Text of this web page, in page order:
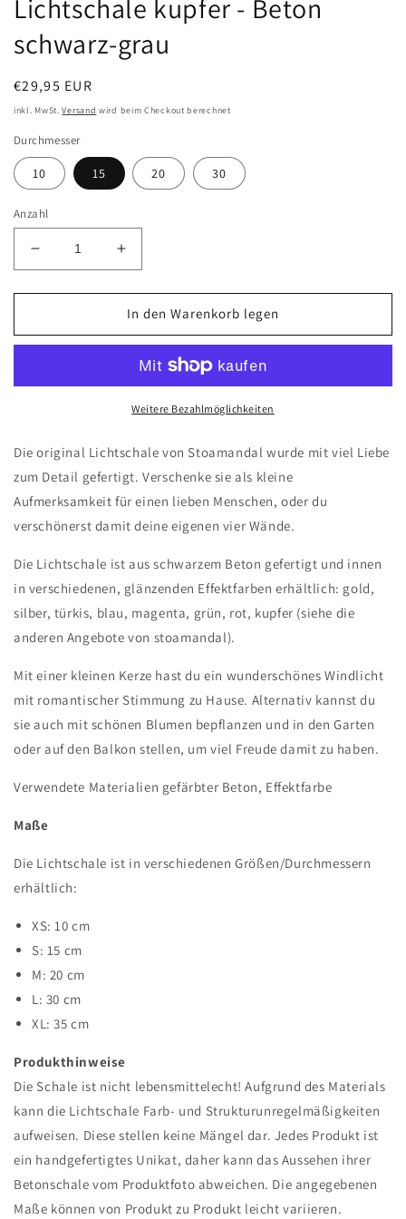
Lichtschale kupfer - Beton
schwarz-grau
Normaler
Preis
€29,95 EUR
inkl. MwSt.Versand wird beim Checkout berechnet
Durchmesser
10 15 20 30
Anzahl
Verringere
die
Menge
Lichtschale
Beton
Erhöhe
die
Menge
für
Lichtschale
Beton
schwarz-
In den Warenkorb legen
Weitere Bezahlmöglichkeiten
Die original Lichtschale von Stoamandal wurde mit viel Liebe
zum Detail gefertigt. Verschenke sie als kleine
Aufmerksamkeit für einen lieben Menschen, oder du
verschönerst damit deine eigenen vier Wände.
Die Lichtschale ist aus schwarzem Beton gefertigt und innen
in verschiedenen, glänzenden Effektfarben erhältlich: gold,
silber, türkis, blau, magenta, grün, rot, kupfer (siehe die
anderen Angebote von stoamandal).
Mit einer kleinen Kerze hast du ein wunderschönes Windlicht
mit romantischer Stimmung zu Hause. Alternativ kannst du
sie auch mit schönen Blumen bepflanzen und in den Garten
oder auf den Balkon stellen, um viel Freude damit zu haben.
Verwendete Materialien gefärbter Beton, Effektfarbe
Maße
Die Lichtschale ist in verschiedenen Größen/Durchmessern
erhältlich:
XS: 10 cm
S: 15 cm
M: 20 cm
L: 30 cm
XL: 35 cm
Produkthinweise
Die Schale ist nicht lebensmittelecht! Aufgrund des Materials
kann die Lichtschale Farb- und Strukturunregelmäßigkeiten
aufweisen. Diese stellen keine Mängel dar. Jedes Produkt ist
ein handgefertigtes Unikat, daher kann das Aussehen ihrer
Betonschale vom Produktfoto abweichen. Die angegebenen
Maße können von Produkt zu Produkt leicht variieren.